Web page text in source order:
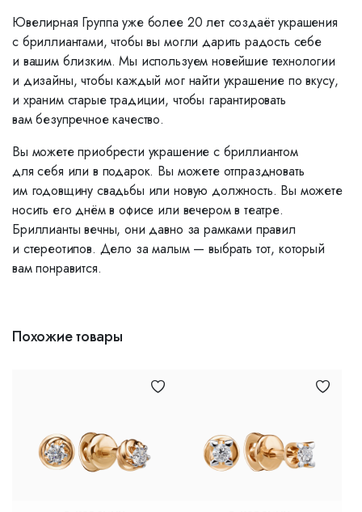
Ювелирная Группа уже более 20 лет создаёт украшения
с бриллиантами, чтобы вы могли дарить радость себе
и вашим близким. Мы используем новейшие технологии
и дизайны, чтобы каждый мог найти украшение по вкусу,
и храним старые традиции, чтобы гарантировать
вам безупречное качество.
Вы можете приобрести украшение с бриллиантом
для себя или в подарок. Вы можете отпраздновать
им годовщину свадьбы или новую должность. Вы можете
носить его днём в офисе или вечером в театре.
Бриллианты вечны, они давно за рамками правил
и стереотипов. Дело за малым — выбрать тот, который
вам понравится.
Похожие товары